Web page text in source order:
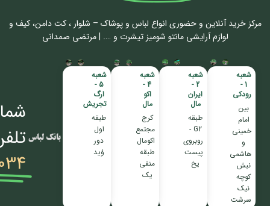
مرکز خرید آنلاین و حضوری انواع لباس‌ و پوشاک – شلوار ، کت دامن، کیف و
لوازم آرایشی مانتو شومیز تیشرت و …. | مرتضی صمدانی
شعبه
1 -
رودکی
بین
امام
خمینی
و
هاشمی
نبش
کوچه
نیک
سرشت
شعبه
2 -
ایران
مال
طبقه
G2 -
روبروی
پیست
یخ
شعبه
4 -
اکو
مال
کرج
مجتمع
اکومال
طبقه
منفی
یک
شعبه
5 -
ارگ
تجریش
طبقه
اول
دور
وُید